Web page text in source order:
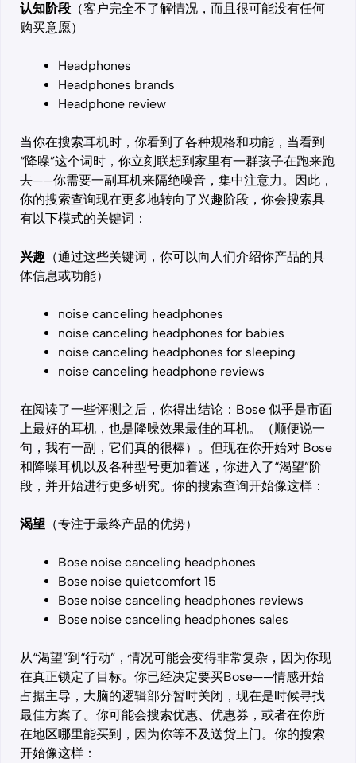
认知阶段 （客户完全不了解情况，而且很可能没有任何
购买意愿）
Headphones
Headphones brands
Headphone review
当你在搜索耳机时，你看到了各种规格和功能，当看到
“降噪”这个词时，你立刻联想到家里有一群孩子在跑来跑
去——你需要一副耳机来隔绝噪音，集中注意力。因此，
你的搜索查询现在更多地转向了兴趣阶段，你会搜索具
有以下模式的关键词：
兴趣 （通过这些关键词，你可以向人们介绍你产品的具
体信息或功能）
noise canceling headphones
noise canceling headphones for babies
noise canceling headphones for sleeping
noise canceling headphone reviews
在阅读了一些评测之后，你得出结论：Bose 似乎是市面
上最好的耳机，也是降噪效果最佳的耳机。（顺便说一
句，我有一副，它们真的很棒）。但现在你开始对 Bose
和降噪耳机以及各种型号更加着迷，你进入了“渴望”阶
段，并开始进行更多研究。你的搜索查询开始像这样：
渴望 （专注于最终产品的优势）
Bose noise canceling headphones
Bose noise quietcomfort 15
Bose noise canceling headphones reviews
Bose noise canceling headphones sales
从“渴望”到“行动”，情况可能会变得非常复杂，因为你现
在真正锁定了目标。你已经决定要买Bose——情感开始
占据主导，大脑的逻辑部分暂时关闭，现在是时候寻找
最佳方案了。你可能会搜索优惠、优惠券，或者在你所
在地区哪里能买到，因为你等不及送货上门。你的搜索
开始像这样：